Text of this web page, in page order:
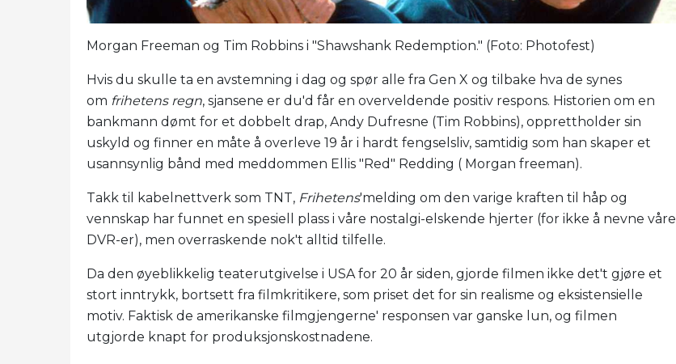
Morgan Freeman og Tim Robbins i "Shawshank Redemption." (Foto: Photofest)
Hvis du skulle ta en avstemning i dag og spør alle fra Gen X og tilbake hva de synes
om frihetens regn, sjansene er du'd får en overveldende positiv respons. Historien om en
bankmann dømt for et dobbelt drap, Andy Dufresne (Tim Robbins), opprettholder sin
uskyld og finner en måte å overleve 19 år i hardt fengselsliv, samtidig som han skaper et
usannsynlig bånd med meddommen Ellis "Red" Redding ( Morgan freeman).
Takk til kabelnettverk som TNT, Frihetens'melding om den varige kraften til håp og
vennskap har funnet en spesiell plass i våre nostalgi-elskende hjerter (for ikke å nevne våre
DVR-er), men overraskende nok't alltid tilfelle.
Da den øyeblikkelig teaterutgivelse i USA for 20 år siden, gjorde filmen ikke det't gjøre et
stort inntrykk, bortsett fra filmkritikere, som priset det for sin realisme og eksistensielle
motiv. Faktisk de amerikanske filmgjengerne' responsen var ganske lun, og filmen
utgjorde knapt for produksjonskostnadene.